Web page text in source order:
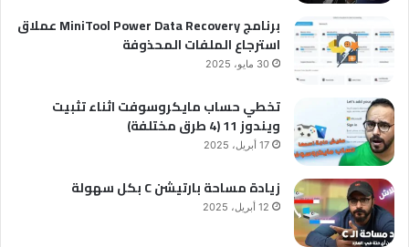
برنامج MiniTool Power Data Recovery عملاق
استرجاع الملفات المحذوفة
30 مايو، 2025
تخطي حساب مايكروسوفت اثناء تثبيت
ويندوز 11 (4 طرق مختلفة)
17 أبريل، 2025
زيادة مساحة بارتيشن C بكل سهولة
12 أبريل، 2025